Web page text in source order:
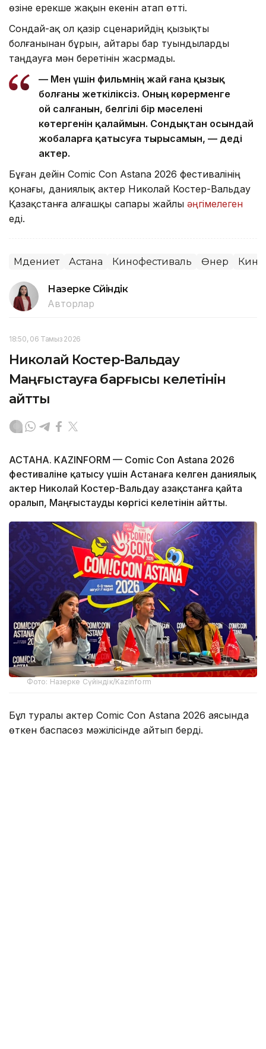
өзіне ерекше жақын екенін атап өтті.
Сондай-ақ ол қазір сценарийдің қызықты
болғанынан бұрын, айтары бар туындыларды
таңдауға мән беретінін жасрмады.
— Мен үшін фильмнің жай ғана қызық
болғаны жеткіліксіз. Оның көрерменге
ой салғанын, белгілі бір мәселені
көтергенін қалаймын. Сондықтан осындай
жобаларға қатысуға тырысамын, — деді
актер.
Бұған дейін Comic Con Astana 2026 фестивалінің
қонағы, даниялық актер Николай Костер-Вальдау
Қазақстанға алғашқы сапары жайлы әңгімелеген
еді.
Мәдениет Астана Кинофестиваль Өнер Кино
Назерке Сүйіндік
Авторлар
18:50, 06 Тамыз 2026
Николай Костер-Вальдау
Маңғыстауға барғысы келетінін
айтты
АСТАНА. KAZINFORM — Comic Con Astana 2026
фестиваліне қатысу үшін Астанаға келген даниялық
актер Николай Костер-Вальдау Қазақстанға қайта
оралып, Маңғыстауды көргісі келетінін айтты.
Фото: Назерке Сүйіндік/Kazinform
Бұл туралы актер Comic Con Astana 2026 аясында
өткен баспасөз мәжілісінде айтып берді.